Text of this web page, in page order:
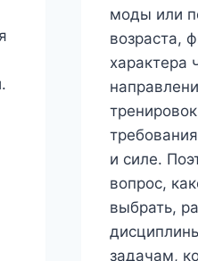
моды или
возраста,
характера
и силе.
вопрос,
выбрать,
задачам,